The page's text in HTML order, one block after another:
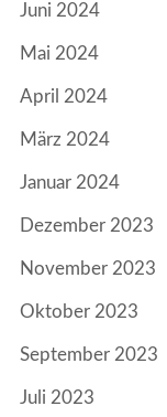
Juni 2024
Mai 2024
April 2024
März 2024
Januar 2024
Dezember 2023
November 2023
Oktober 2023
September 2023
Juli 2023